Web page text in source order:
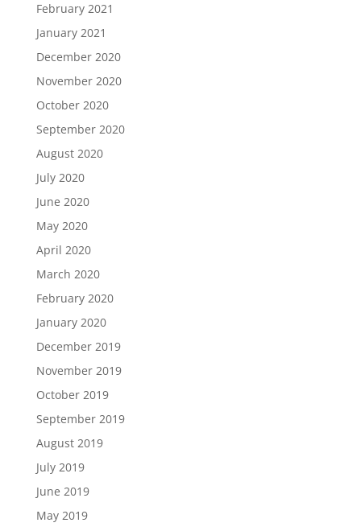
February 2021
January 2021
December 2020
November 2020
October 2020
September 2020
August 2020
July 2020
June 2020
May 2020
April 2020
March 2020
February 2020
January 2020
December 2019
November 2019
October 2019
September 2019
August 2019
July 2019
June 2019
May 2019